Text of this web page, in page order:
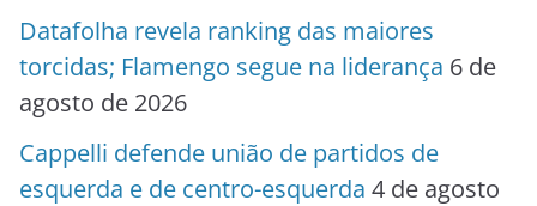
Datafolha revela ranking das maiores
torcidas; Flamengo segue na liderança 6 de
agosto de 2026
Cappelli defende união de partidos de
esquerda e de centro-esquerda 4 de agosto